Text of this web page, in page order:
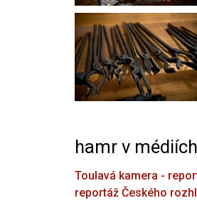
hamr v médiích
Toulavá kamera -
reportáž Českého